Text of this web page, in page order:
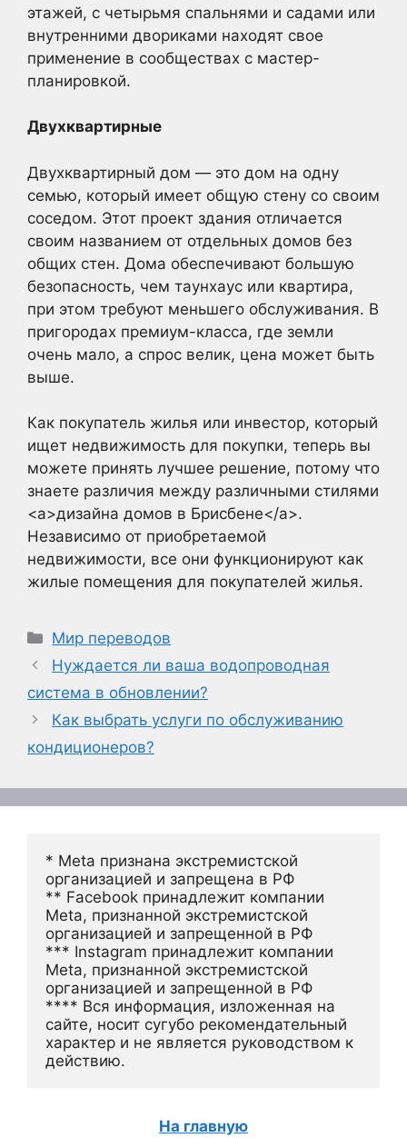
этажей, с четырьмя спальнями и садами или
внутренними двориками находят свое
применение в сообществах с мастер-
планировкой.
Двухквартирные
Двухквартирный дом — это дом на одну
семью, который имеет общую стену со своим
соседом. Этот проект здания отличается
своим названием от отдельных домов без
общих стен. Дома обеспечивают большую
безопасность, чем таунхаус или квартира,
при этом требуют меньшего обслуживания. В
пригородах премиум-класса, где земли
очень мало, а спрос велик, цена может быть
выше.
Как покупатель жилья или инвестор, который
ищет недвижимость для покупки, теперь вы
можете принять лучшее решение, потому что
знаете различия между различными стилями
<a>дизайна домов в Брисбене</a>.
Независимо от приобретаемой
недвижимости, все они функционируют как
жилые помещения для покупателей жилья.
Рубрики
Мир переводов
Нуждается ли ваша водопроводная
система в обновлении?
Как выбрать услуги по обслуживанию
кондиционеров?
* Meta признана экстремистской
организацией и запрещена в РФ
** Facebook принадлежит компании
Meta, признанной экстремистской
организацией и запрещенной в РФ
*** Instagram принадлежит компании
Meta, признанной экстремистской
организацией и запрещенной в РФ
**** Вся информация, изложенная на
сайте, носит сугубо рекомендательный
характер и не является руководством к
действию.
На главную